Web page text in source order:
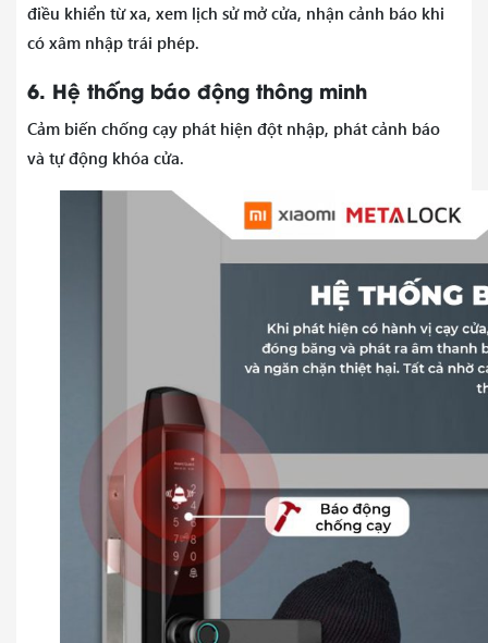
điều khiển từ xa, xem lịch sử mở cửa, nhận cảnh báo khi
có xâm nhập trái phép.
6. Hệ thống báo động thông minh
Cảm biến chống cạy phát hiện đột nhập, phát cảnh báo
và tự động khóa cửa.